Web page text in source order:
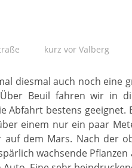
kurz vor Valberg
diesmal auch noch eine
Beuil fahren wir in
bestens geeignet.
einem nur ein paar
dem Mars. Nach der
wachsende